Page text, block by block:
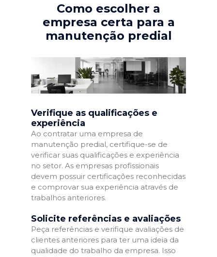
Como escolher a
empresa certa para a
manutenção predial
Verifique as qualificações e
experiência
Ao contratar uma empresa de
manutenção predial, certifique-se de
verificar suas qualificações e experiência
no setor. As empresas profissionais
devem possuir certificações reconhecidas
e comprovar sua experiência através de
trabalhos anteriores.
Solicite referências e avaliações
Peça referências e verifique avaliações de
clientes anteriores para ter uma ideia da
qualidade do trabalho da empresa. Isso